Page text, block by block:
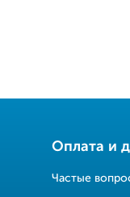
Оплата и
Частые